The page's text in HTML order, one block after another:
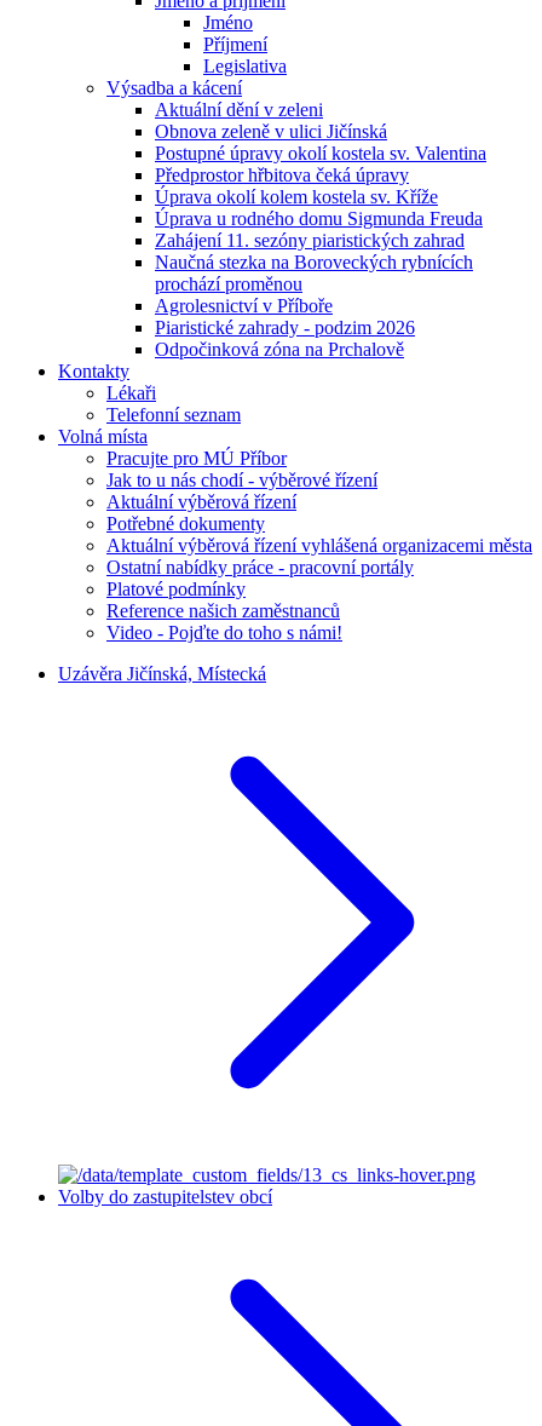
Jméno
Příjmení
Legislativa
Výsadba a kácení
Aktuální dění v zeleni
Obnova zeleně v ulici Jičínská
Postupné úpravy okolí kostela sv. Valentina
Předprostor hřbitova čeká úpravy
Úprava okolí kolem kostela sv. Kříže
Úprava u rodného domu Sigmunda Freuda
Zahájení 11. sezóny piaristických zahrad
Naučná stezka na Boroveckých rybnících
prochází proměnou
Agrolesnictví v Příboře
Piaristické zahrady - podzim 2026
Odpočinková zóna na Prchalově
Kontakty
Lékaři
Telefonní seznam
Volná místa
Pracujte pro MÚ Příbor
Jak to u nás chodí - výběrové řízení
Aktuální výběrová řízení
Potřebné dokumenty
Aktuální výběrová řízení vyhlášená organizacemi města
Ostatní nabídky práce - pracovní portály
Platové podmínky
Reference našich zaměstnanců
Video - Pojďte do toho s námi!
Uzávěra Jičínská, Místecká
Volby do zastupitelstev obcí